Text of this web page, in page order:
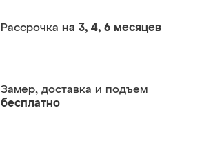
Рассрочка на 3, 4, 6 месяцев
Замер, доставка и подъем
бесплатно